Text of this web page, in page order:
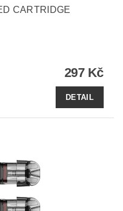
CARTRIDGE
297 Kč
DETAIL